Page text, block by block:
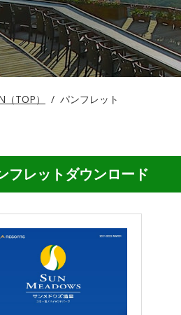
（TOP） / パンフレット
フレットダウンロード